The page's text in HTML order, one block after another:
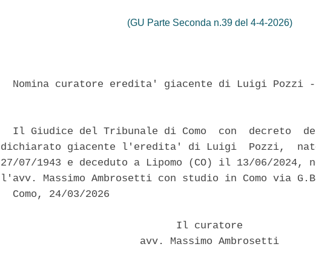
(GU Parte Seconda n.39 del 4-4-2026)
Nomina curatore eredita' giacente di Luigi Pozzi
Il Giudice del Tribunale di Como  con  decreto
dichiarato giacente l'eredita' di Luigi  Pozzi,
27/07/1943 e deceduto a Lipomo (CO) il 13/06/2024,
l'avv. Massimo Ambrosetti con studio in Como via
  Como, 24/03/2026
                             Il curatore
                       avv. Massimo Ambrosetti